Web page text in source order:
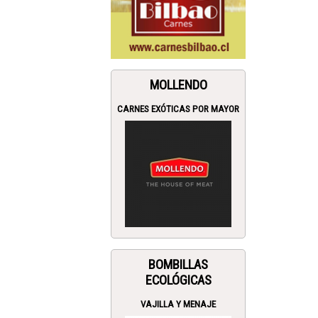
MOLLENDO
CARNES EXÓTICAS POR MAYOR
BOMBILLAS
ECOLÓGICAS
VAJILLA Y MENAJE